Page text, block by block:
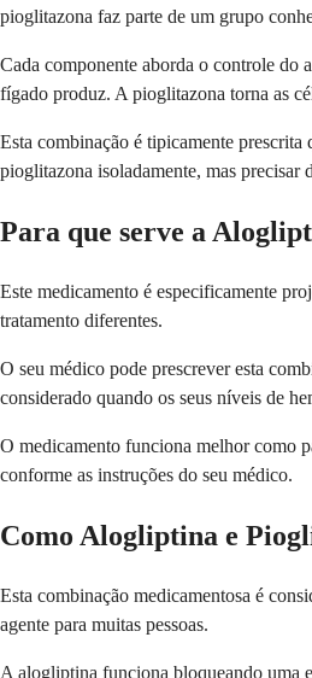
pioglitazona faz parte de um grupo
Cada componente aborda o controle do
fígado produz. A pioglitazona torna as
Esta combinação é tipicamente
pioglitazona isoladamente, mas precisar
Para que serve a
Este medicamento é especificamente
tratamento diferentes.
O seu médico pode prescrever esta
considerado quando os seus níveis de
O medicamento funciona melhor como
conforme as instruções do seu médico.
Como Alogliptina e
Esta combinação medicamentosa é
agente para muitas pessoas.
A alogliptina funciona bloqueando uma